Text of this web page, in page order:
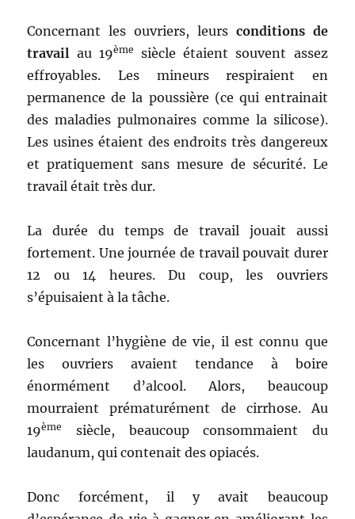
Concernant les ouvriers, leurs conditions de
travail au 19ème
siècle étaient souvent assez
effroyables. Les mineurs respiraient en
permanence de la poussière (ce qui entrainait
des maladies pulmonaires comme la silicose).
Les usines étaient des endroits très dangereux
et pratiquement sans mesure de sécurité. Le
travail était très dur.
La durée du temps de travail jouait aussi
fortement. Une journée de travail pouvait durer
12 ou 14 heures. Du coup, les ouvriers
s’épuisaient à la tâche.
Concernant l’hygiène de vie, il est connu que
les ouvriers avaient tendance à boire
énormément d’alcool. Alors, beaucoup
mourraient prématurément de cirrhose. Au
19ème
siècle, beaucoup consommaient du
laudanum, qui contenait des opiacés.
Donc forcément, il y avait beaucoup